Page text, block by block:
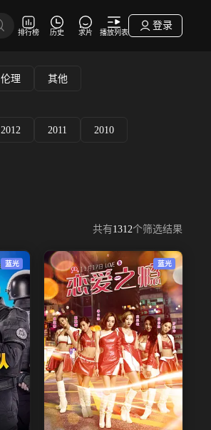
排行榜 历史 求片 播放列表
登录
伦理 其他
2012 2011 2010
共有1312个筛选结果
蓝光 蓝光